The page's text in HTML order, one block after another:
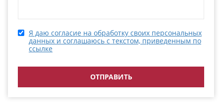
Я даю согласие на обработку своих персональных
данных и соглашаюсь с текстом, приведенным по
ссылке